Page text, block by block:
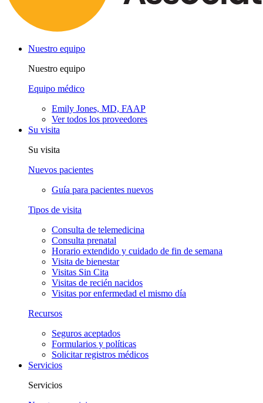
Nuestro equipo
Nuestro equipo
Equipo médico
Emily Jones, MD, FAAP
Ver todos los proveedores
Su visita
Su visita
Nuevos pacientes
Guía para pacientes nuevos
Tipos de visita
Consulta de telemedicina
Consulta prenatal
Horario extendido y cuidado de fin de semana
Visita de bienestar
Visitas Sin Cita
Visitas de recién nacidos
Visitas por enfermedad el mismo día
Recursos
Seguros aceptados
Formularios y políticas
Solicitar registros médicos
Servicios
Servicios